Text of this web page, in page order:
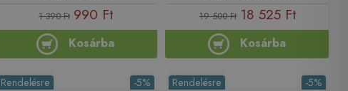
1 390 Ft 990 Ft
Kosárba
19 500 Ft 18 525 Ft
Kosárba
-5%
Rendelésre -5%
Rendelésre